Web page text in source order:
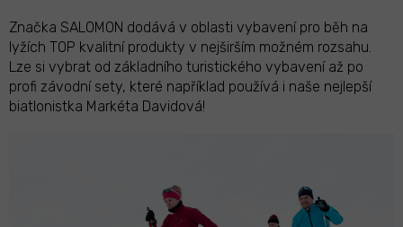
Značka SALOMON dodává v oblasti vybavení pro běh na
lyžích TOP kvalitní produkty v nejširším možném rozsahu.
Lze si vybrat od základního turistického vybavení až po
profi závodní sety, které například používá i naše nejlepší
biatlonistka Markéta Davidová!